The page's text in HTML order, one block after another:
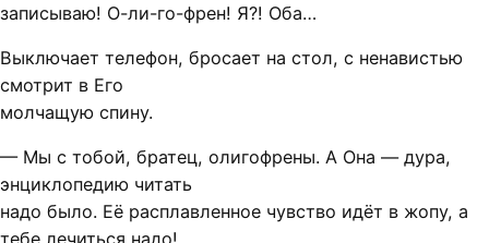
записываю! О-ли-го-френ! Я?! Оба…
Выключает телефон, бросает на стол, с ненавистью
смотрит в Его
молчащую спину.
— Мы с тобой, братец, олигофрены. А Она — дура,
энциклопедию читать
надо было. Её расплавленное чувство идёт в жопу, а
тебе лечиться надо!